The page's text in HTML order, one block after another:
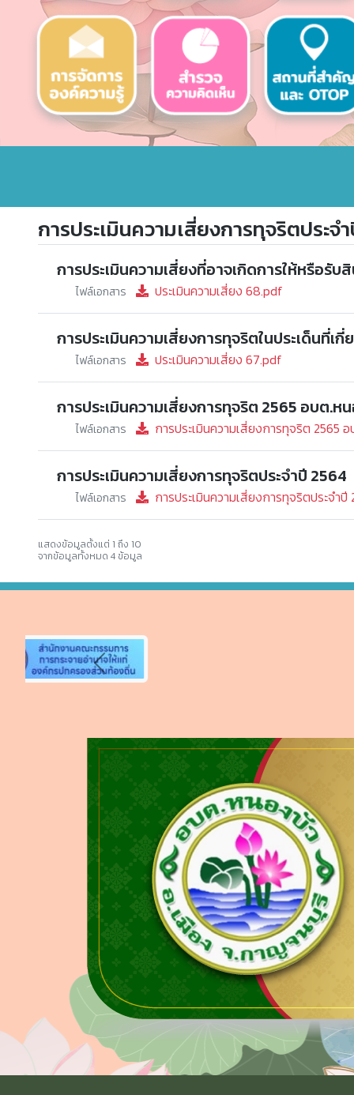
การประเมินความเสี่ยงการทุจริตประจ
การประเมินความเสี่ยงที่อาจเกิดการให้หรือรั
ไฟล์เอกสาร ประเมินความเสี่ยง 68.pdf
การประเมินความเสี่ยงการทุจริตในประเด็นที่เ
ไฟล์เอกสาร ประเมินความเสี่ยง 67.pdf
การประเมินความเสี่ยงการทุจริต 2565 อบต.ห
ไฟล์เอกสาร การประเมินความเสี่ยงการทุจริต 2565
การประเมินความเสี่ยงการทุจริตประจำปี 2564
ไฟล์เอกสาร การประเมินความเสี่ยงการทุจริตประจำ
แสดงข้อมูลตั้งแต่ 1 ถึง 10
จากข้อมูลทั้งหมด 4 ข้อมูล
Previous